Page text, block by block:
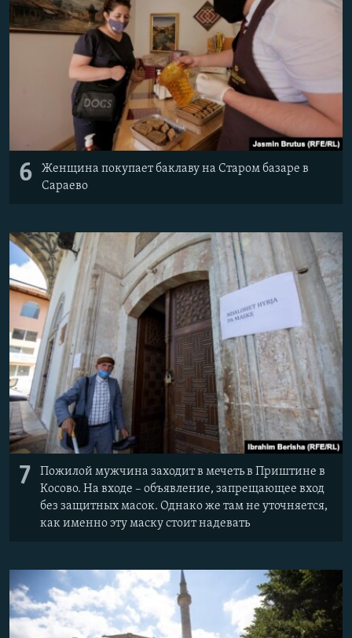
6
Женщина покупает баклаву на Старом базаре в
Сараево
7
Пожилой мужчина заходит в мечеть в Приштине в
Косово. На входе – объявление, запрещающее вход
без защитных масок. Однако же там не уточняется,
как именно эту маску стоит надевать